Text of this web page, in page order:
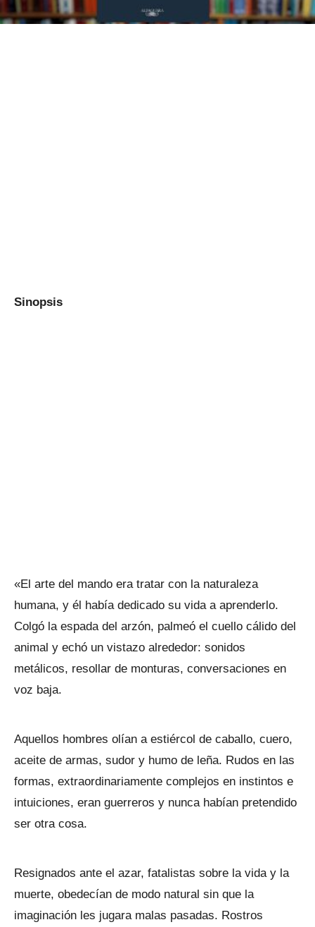
Sinopsis
«El arte del mando era tratar con la naturaleza
humana, y él había dedicado su vida a aprenderlo.
Colgó la espada del arzón, palmeó el cuello cálido del
animal y echó un vistazo alrededor: sonidos
metálicos, resollar de monturas, conversaciones en
voz baja.
Aquellos hombres olían a estiércol de caballo, cuero,
aceite de armas, sudor y humo de leña. Rudos en las
formas, extraordinariamente complejos en instintos e
intuiciones, eran guerreros y nunca habían pretendido
ser otra cosa.
Resignados ante el azar, fatalistas sobre la vida y la
muerte, obedecían de modo natural sin que la
imaginación les jugara malas pasadas. Rostros